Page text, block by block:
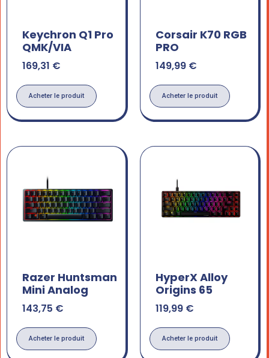
Keychron Q1 Pro
QMK/VIA
169,31 €
Acheter le produit
Corsair K70 RGB
PRO
149,99 €
Acheter le produit
Razer Huntsman
Mini Analog
143,75 €
Acheter le produit
HyperX Alloy
Origins 65
119,99 €
Acheter le produit